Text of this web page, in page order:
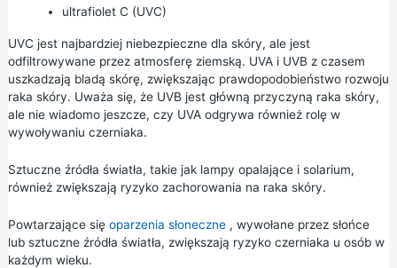
ultrafiolet C (UVC)
UVC jest najbardziej niebezpieczne dla skóry, ale jest
odfiltrowywane przez atmosferę ziemską. UVA i UVB z czasem
uszkadzają bladą skórę, zwiększając prawdopodobieństwo rozwoju
raka skóry. Uważa się, że UVB jest główną przyczyną raka skóry,
ale nie wiadomo jeszcze, czy UVA odgrywa również rolę w
wywoływaniu czerniaka.
Sztuczne źródła światła, takie jak lampy opalające i solarium,
również zwiększają ryzyko zachorowania na raka skóry.
Powtarzające się oparzenia słoneczne, wywołane przez słońce
lub sztuczne źródła światła, zwiększają ryzyko czerniaka u osób w
każdym wieku.